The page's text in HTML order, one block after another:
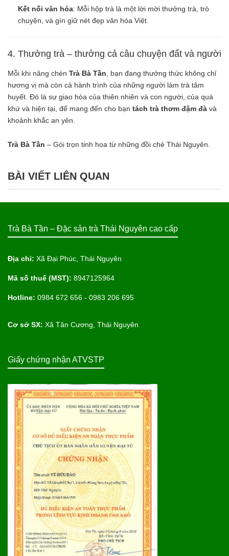
Kết nối văn hóa: Mỗi hộp trà là một lời mời thưởng trà, trò
chuyện, và gìn giữ nét đẹp văn hóa Việt.
4. Thưởng trà – thưởng cả câu chuyện đất và người
Mỗi khi nâng chén Trà Bà Tần, bạn đang thưởng thức không chỉ
hương vị mà còn cả hành trình của những người làm trà tâm
huyết. Đó là sự giao hòa của thiên nhiên và con người, của quá
khứ và hiện tại, để mang đến cho bạn tách trà thơm đậm đà và
khoảnh khắc an yên.
Trà Bà Tần – Gói trọn tinh hoa từ những đồi chè Thái Nguyên.
BÀI VIẾT LIÊN QUAN
Trà Bà Tần – Đặc sản trà Thái Nguyên cao cấp
Địa chỉ: Xã Đại Phúc, Thái Nguyên
Mã số thuế (MST): 8947125964
Hotline: 0984 672 656 - 0983 206 695
Cơ sở SX: Xã Tân Cương, Thái Nguyên
Giấy chứng nhận ATVSTP